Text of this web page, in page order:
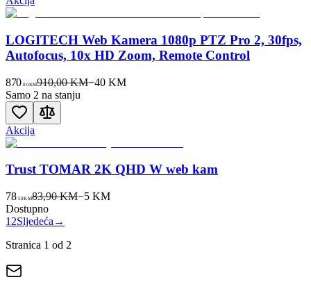
LOGITECH Web Kamera 1080p PTZ Pro 2, 30fps,
Autofocus, 10x HD Zoom, Remote Control
870 00KM910,00 KM−40 KM
Samo 2 na stanju
Akcija
Trust TOMAR 2K QHD W web kam
78 50KM83,90 KM−5KM
Dostupno
1 2Sljedeća →
Stranica 1 od 2